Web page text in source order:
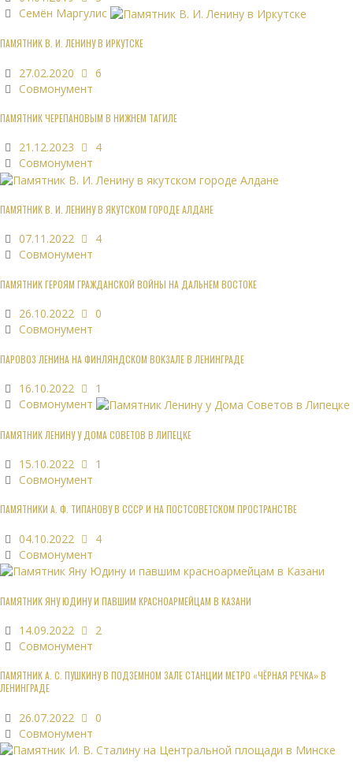
Семён Маргулис
ПАМЯТНИК В. И. ЛЕНИНУ В ИРКУТСКЕ
27.02.2020
6
Совмонумент
ПАМЯТНИК ЧЕРЕПАНОВЫМ В НИЖНЕМ ТАГИЛЕ
21.12.2023
4
Совмонумент
ПАМЯТНИК В. И. ЛЕНИНУ В ЯКУТСКОМ ГОРОДЕ АЛДАНЕ
07.11.2022
4
Совмонумент
ПАМЯТНИК ГЕРОЯМ ГРАЖДАНСКОЙ ВОЙНЫ НА ДАЛЬНЕМ ВОСТОКЕ
26.10.2022
0
Совмонумент
ПАРОВОЗ ЛЕНИНА НА ФИНЛЯНДСКОМ ВОКЗАЛЕ В ЛЕНИНГРАДЕ
16.10.2022
1
Совмонумент
ПАМЯТНИК ЛЕНИНУ У ДОМА СОВЕТОВ В ЛИПЕЦКЕ
15.10.2022
1
Совмонумент
ПАМЯТНИКИ А. Ф. ТИПАНОВУ В СССР И НА ПОСТСОВЕТСКОМ ПРОСТРАНСТВЕ
04.10.2022
4
Совмонумент
ПАМЯТНИК ЯНУ ЮДИНУ И ПАВШИМ КРАСНОАРМЕЙЦАМ В КАЗАНИ
14.09.2022
2
Совмонумент
ПАМЯТНИК А. С. ПУШКИНУ В ПОДЗЕМНОМ ЗАЛЕ СТАНЦИИ МЕТРО «ЧЁРНАЯ РЕЧКА» В
ЛЕНИНГРАДЕ
26.07.2022
0
Совмонумент